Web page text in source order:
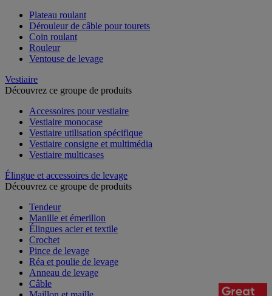
Plateau roulant
Dérouleur de câble pour tourets
Coin roulant
Rouleur
Ventouse de levage
Vestiaire
Découvrez ce groupe de produits
Accessoires pour vestiaire
Vestiaire monocase
Vestiaire utilisation spécifique
Vestiaire consigne et multimédia
Vestiaire multicases
Élingue et accessoires de levage
Découvrez ce groupe de produits
Tendeur
Manille et émerillon
Élingues acier et textile
Crochet
Pince de levage
Réa et poulie de levage
Anneau de levage
Câble